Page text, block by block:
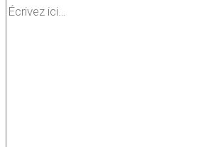
Écrivez